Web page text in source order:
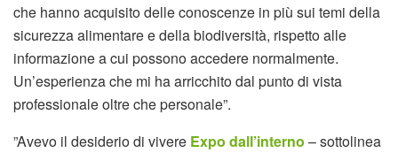
che hanno acquisito delle conoscenze in più sui temi della
sicurezza alimentare e della biodiversità, rispetto alle
informazione a cui possono accedere normalmente.
Un’esperienza che mi ha arricchito dal punto di vista
professionale oltre che personale”.
”Avevo il desiderio di vivere Expo dall’interno – sottolinea